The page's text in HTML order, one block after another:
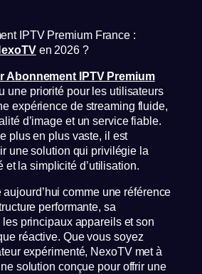
IPTV Premium France :
en 2026 ?
Abonnement IPTV Premium
une priorité pour les utilisateurs
expérience de streaming fluide,
d’image et un service fiable.
plus en plus vaste, il est
une solution qui privilégie la
et la simplicité d’utilisation.
aujourd’hui comme une référence
performante, sa
principaux appareils et son
réactive. Que vous soyez
expérimenté, NexoTV met à
solution conçue pour offrir une